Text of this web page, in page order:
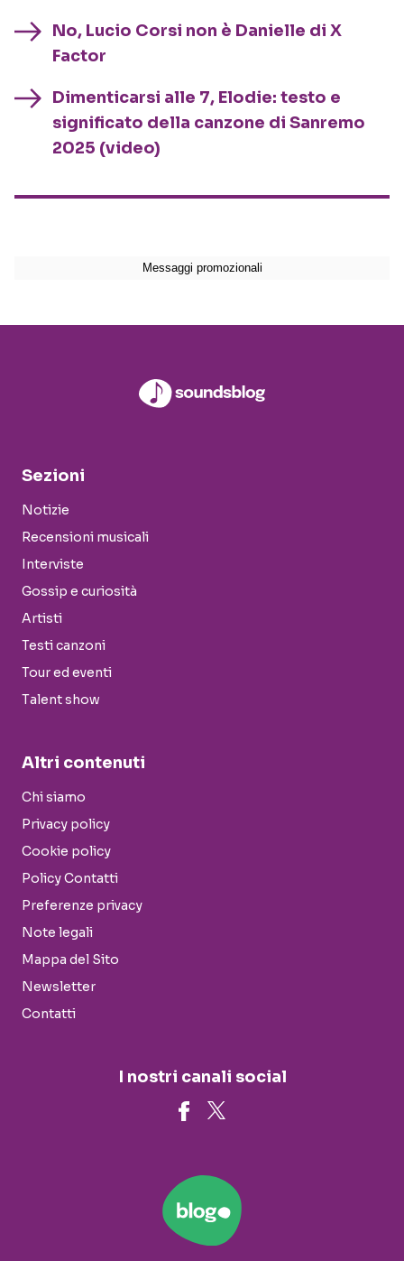
No, Lucio Corsi non è Danielle di X
Factor
Dimenticarsi alle 7, Elodie: testo e
significato della canzone di Sanremo
2025 (video)
Sezioni
Notizie
Recensioni musicali
Interviste
Gossip e curiosità
Artisti
Testi canzoni
Tour ed eventi
Talent show
Altri contenuti
Chi siamo
Privacy policy
Cookie policy
Policy Contatti
Preferenze privacy
Note legali
Mappa del Sito
Newsletter
Contatti
I nostri canali social